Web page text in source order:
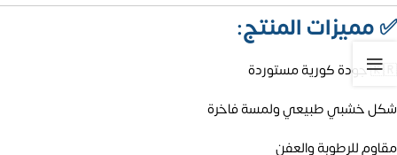
✅مميزات المنتج:
🇰🇷 جودة كورية مستوردة
شكل خشبي طبيعي ولمسة فاخرة
مقاوم للرطوبة والعفن